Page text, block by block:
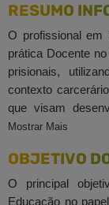
RESUMO
O profissional em
prática Docente
prisionais,
contexto
que visam
Mostrar Mais
OBJETIVO
O principal
Educação no